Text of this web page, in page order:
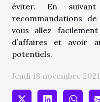
éviter. En
recommandations
vous allez
d’affaires et avoir
potentiels.
Jeudi 18 novembre 2021